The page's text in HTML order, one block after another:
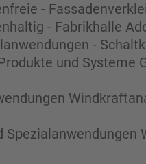
-
- Fabrikhalle
-
und